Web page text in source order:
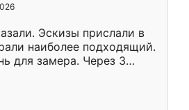
Эскизы прислали в
наиболее подходящий.
для замера. Через 3
уже готова. Остались
Спасибо Ренессанс
работу!